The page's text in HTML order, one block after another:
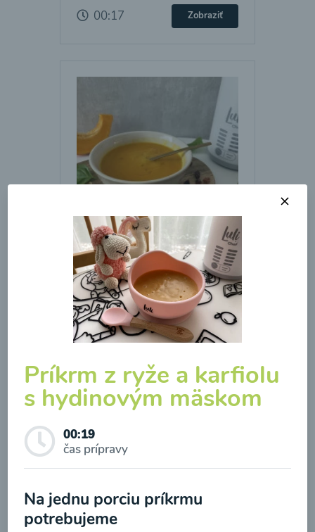
00:17 Zobraziť
Hokaido polievka
00:17 Zobraziť
Kalerábová polievka s
karfiolom a mrkvou
Príkrm z ryže a karfiolu
s hydinovým mäskom
00:19
čas prípravy
Na jednu porciu príkrmu
potrebujeme
Odber noviniek a akcií
Odoslaním registrácie na Newsletter súhlasím so
spracovaním osobných údajov pre účely